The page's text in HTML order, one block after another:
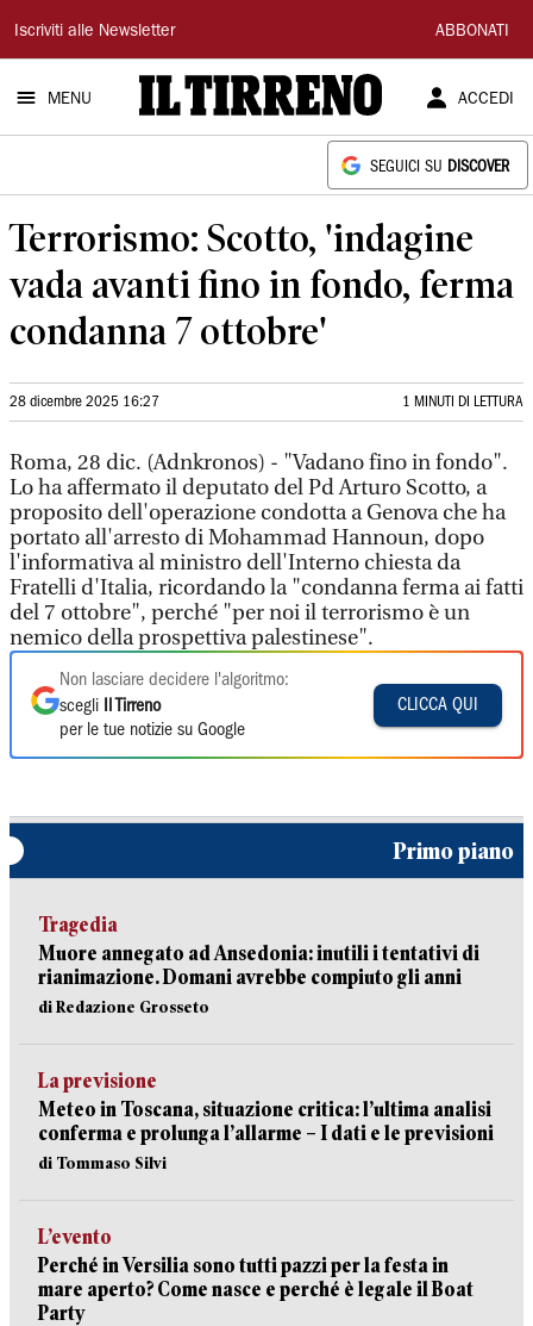
Il
Tirreno
Iscriviti alle Newsletter ABBONATI
MENU ACCEDI
SEGUICI SU DISCOVER
Terrorismo: Scotto, 'indagine
vada avanti fino in fondo, ferma
condanna 7 ottobre'
28 dicembre 2025 16:27 1 MINUTI DI LETTURA
Roma, 28 dic. (Adnkronos) - "Vadano fino in fondo".
Lo ha affermato il deputato del Pd Arturo Scotto, a
proposito dell'operazione condotta a Genova che ha
portato all'arresto di Mohammad Hannoun, dopo
l'informativa al ministro dell'Interno chiesta da
Fratelli d'Italia, ricordando la "condanna ferma ai fatti
del 7 ottobre", perché "per noi il terrorismo è un
nemico della prospettiva palestinese".
Non lasciare decidere l'algoritmo:
scegli
Il Tirreno
per le tue notizie su Google
CLICCA QUI
Primo piano
Tragedia
Muore annegato ad Ansedonia: inutili i tentativi di
rianimazione. Domani avrebbe compiuto gli anni
di Redazione Grosseto
La previsione
Meteo in Toscana, situazione critica: l’ultima analisi
conferma e prolunga l’allarme – I dati e le previsioni
di Tommaso Silvi
L’evento
Perché in Versilia sono tutti pazzi per la festa in
mare aperto? Come nasce e perché è legale il Boat
Party